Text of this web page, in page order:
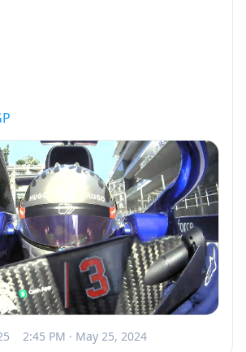
2:45 PM · May 25, 2024